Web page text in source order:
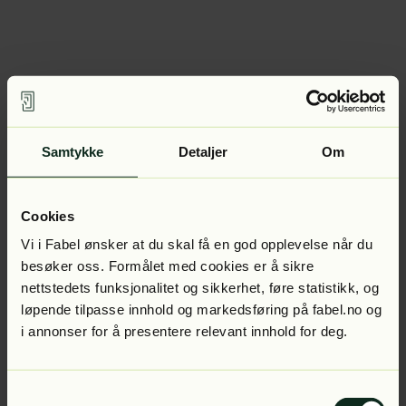
Samtykke Detaljer Om
Cookies
Vi i Fabel ønsker at du skal få en god opplevelse når du
besøker oss. Formålet med cookies er å sikre
nettstedets funksjonalitet og sikkerhet, føre statistikk, og
løpende tilpasse innhold og markedsføring på fabel.no og
i annonser for å presentere relevant innhold for deg.